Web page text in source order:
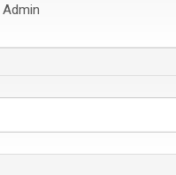
Admin